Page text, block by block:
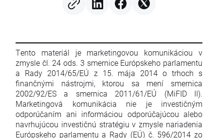
Tento materiál je marketingovou komunikáciou v
zmysle čl. 24 ods. 3 smernice Európskeho parlamentu
a Rady 2014/65/EÚ z 15. mája 2014 o trhoch s
finančnými nástrojmi, ktorou sa mení smernica
2002/92/ES a smernica 2011/61/EÚ (MiFID II).
Marketingová komunikácia nie je investičným
odporúčaním ani informáciou odporúčajúcou alebo
navrhujúcou investičnú stratégiu v zmysle nariadenia
Európskeho parlamentu a Rady (EÚ) č. 596/2014 zo